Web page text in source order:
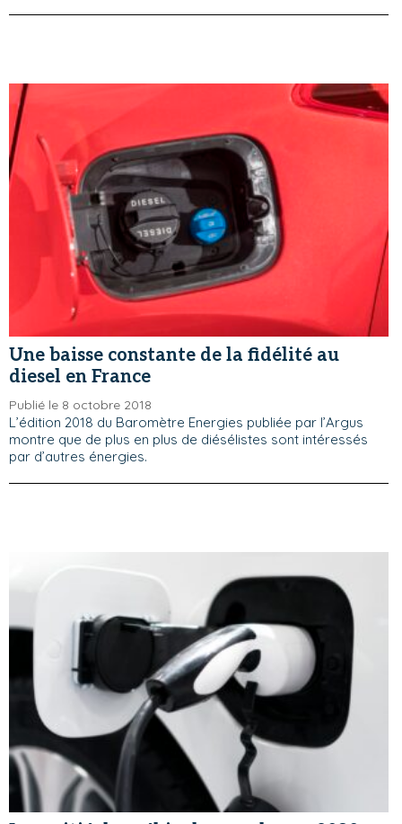
Une baisse constante de la fidélité au
diesel en France
Publié le 8 octobre 2018
L’édition 2018 du Baromètre Energies publiée par l’Argus
montre que de plus en plus de diésélistes sont intéressés
par d’autres énergies.